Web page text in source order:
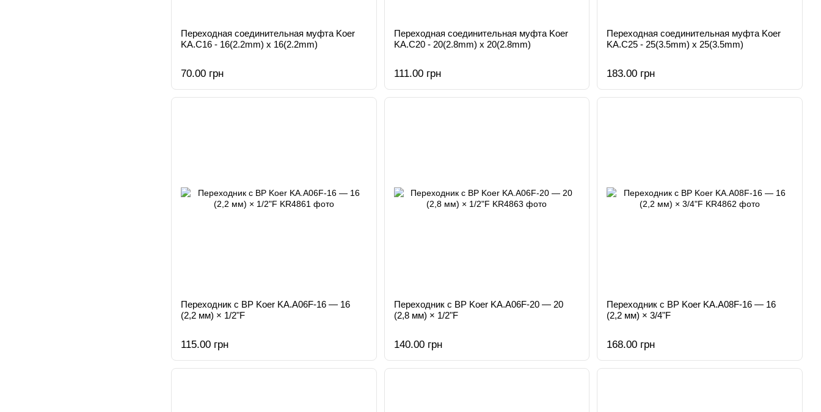
Переходная соединительная муфта Koer
KA.С16 - 16(2.2mm) x 16(2.2mm)
70.00 грн
Переходная соединительная муфта Koer
KA.С20 - 20(2.8mm) x 20(2.8mm)
111.00 грн
Переходная соединительная муфта Koer
KA.С25 - 25(3.5mm) x 25(3.5mm)
183.00 грн
Переходник с ВР Koer KA.A06F-16 — 16
(2,2 мм) × 1/2"F
115.00 грн
Переходник с ВР Koer KA.A06F-20 — 20
(2,8 мм) × 1/2"F
140.00 грн
Переходник с ВР Koer KA.A08F-16 — 16
(2,2 мм) × 3/4"F
168.00 грн